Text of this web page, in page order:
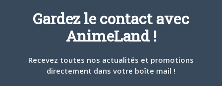
5 AOÛT 2026
L’AnimeLand Hors-Série
Gardez le contact avec
AnimeLand !
Recevez toutes nos actualités et promotions
directement dans votre boîte mail !